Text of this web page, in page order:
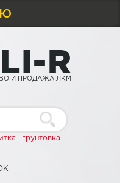
LI-R
И ПРОДАЖА ЛКМ
грунтовка